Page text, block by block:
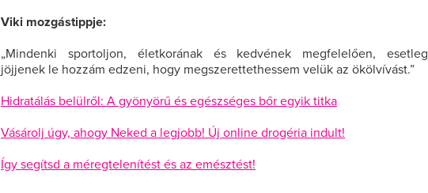
Viki mozgástippje:
„Mindenki sportoljon, életkorának és kedvének megfelelően, esetleg
jöjjenek le hozzám edzeni, hogy megszerettethessem velük az ökölvívást.”
Hidratálás belülről: A gyönyörű és egészséges bőr egyik titka
Vásárolj úgy, ahogy Neked a legjobb! Új online drogéria indult!
Így segítsd a méregtelenítést és az emésztést!